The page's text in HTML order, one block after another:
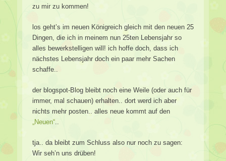
zu mir zu kommen!
los geht’s im neuen Königreich gleich mit den neuen 25
Dingen, die ich in meinem nun 25ten Lebensjahr so
alles bewerkstelligen will! ich hoffe doch, dass ich
nächstes Lebensjahr doch ein paar mehr Sachen
schaffe..
der blogspot-Blog bleibt noch eine Weile (oder auch für
immer, mal schauen) erhalten.. dort werd ich aber
nichts mehr posten.. alles neue kommt auf den
„Neuen“..
tja.. da bleibt zum Schluss also nur noch zu sagen:
Wir seh’n uns drüben!